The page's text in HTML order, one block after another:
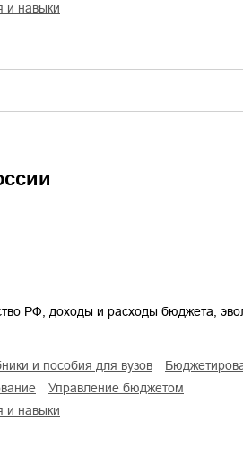
и навыки
РФ, доходы и расходы бюджета,
и пособия для вузов
управление бюджетом
и навыки